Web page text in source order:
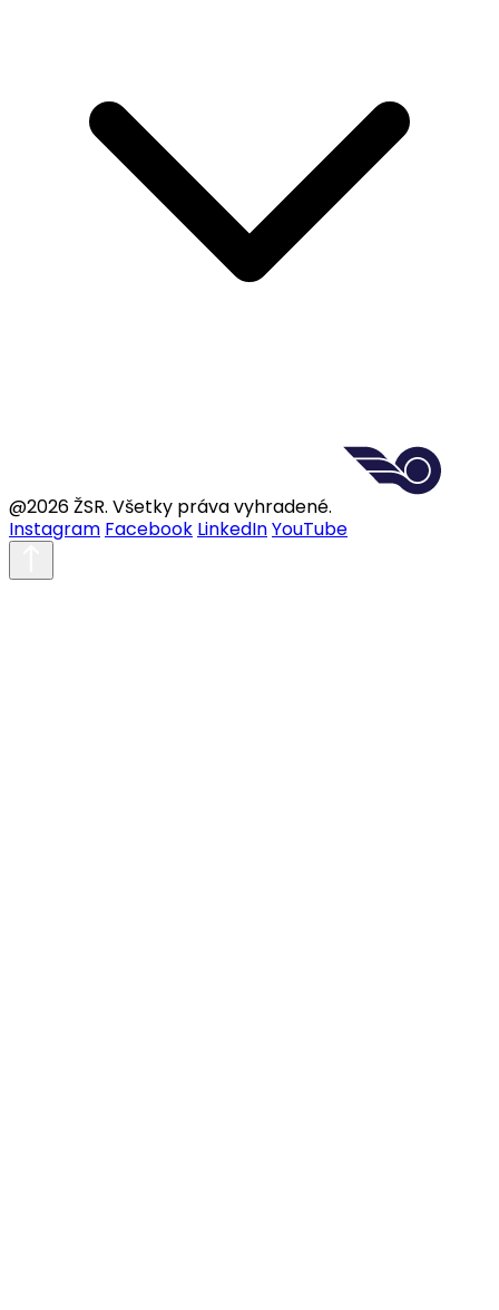
@2026 ŽSR. Všetky práva vyhradené.
Instagram Facebook LinkedInYouTube